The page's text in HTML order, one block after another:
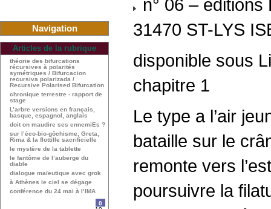
n° 06 –
31470 ST-LYS
disponible sous
chapitre 1
Le type a l’air
bataille sur le
remonte vers
poursuivre la
Navigation
Articles de la rubrique
théorie des bifurcations
récursives à polarités
symétriques / Bifurcacion
recursiva polarizada /
Recursive Polarised Bifurcation
chronique terrestre - rapport de
stage
L’arbre versions en français,
basque, espagnol, anglais
doit on maudire ses ennemiEs ?
sur l’éco-bio-gôchisme, Greta,
Rima & la flottille sacrificielle
le mystère de la tablette
le fantôme de l’auberge du
diable
dialogue maïeutique avec grok
à Athènes le ciel se dégage
conférence du 24 mai à l’IMA
0